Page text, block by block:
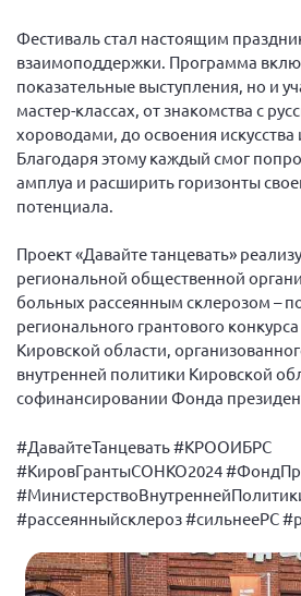
Конференция ОООИБРС 2026
Конференция ОООИБРС 2025
Экспертный совет ОООИБРС
Конференция ОООИБРС 2024
Конференция ОООИБРС 2023
Конференция ОООИБРС 2022
Конференция ОООИБРС 2021
Конференция ВСЭ 2021
Конференция ОООИБРС 2020
Документы съездов
Первый съезд
Третий съезд
Четвертый съезд
Шестой съезд
ОФ «Фонд содействия
склерозом»
Новости: Казахстан
Фестиваль стал настоящим
взаимоподдержки. Программа
показательные выступления, но и
мастер-классах, от знакомства с
хороводами, до освоения искусства
Благодаря этому каждый смог
амплуа и расширить горизонты
потенциала.
Проект «Давайте танцевать»
региональной общественной
больных рассеянным склерозом –
регионального грантового
Кировской области,
внутренней политики Кировской
софинансировании Фонда
#ДавайтеТанцевать #КРООИБРС
#КировГрантыСОНКО2024
#рассеянныйсклероз #сильнееРС